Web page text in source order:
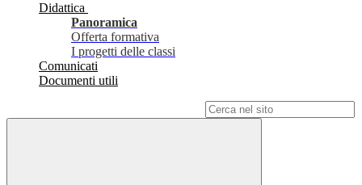
Didattica
Panoramica
Offerta formativa
I progetti delle classi
Comunicati
Documenti utili